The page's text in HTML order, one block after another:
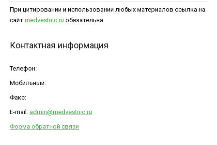
При цитировании и использовании любых материалов ссылка на
сайт medvestnic.ru обязательна.
Контактная информация
Телефон:
Мобильный:
Факс:
E-mail: admin@medvestnic.ru
Форма обратной связи